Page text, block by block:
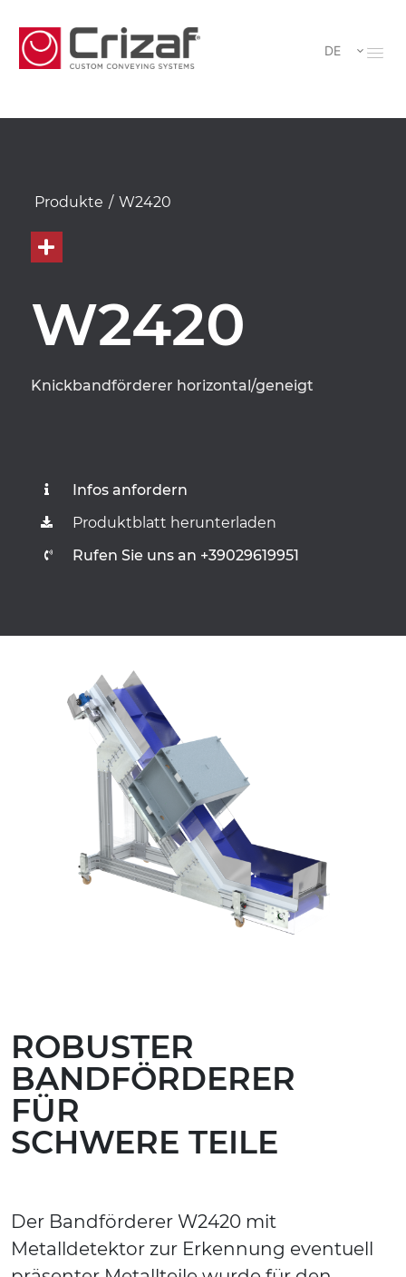
DE
Produkte / W2420
W2420
Knickbandförderer horizontal/geneigt
Infos anfordern
Produktblatt herunterladen
Rufen Sie uns an +39029619951
ROBUSTER
BANDFÖRDERER
FÜR
SCHWERE TEILE
Der Bandförderer W2420 mit
Metalldetektor zur Erkennung eventuell